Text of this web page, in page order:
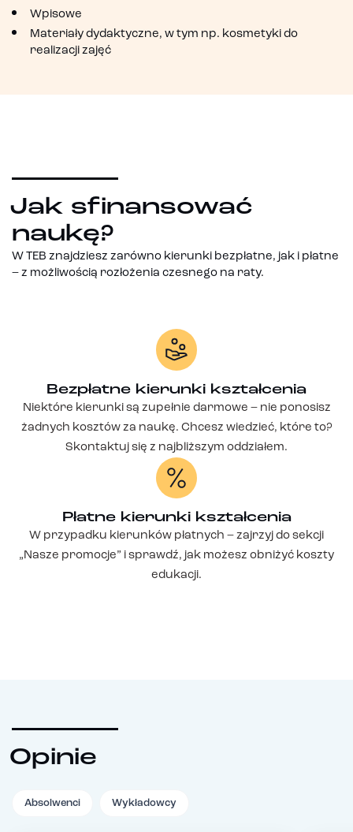
Wpisowe
Materiały dydaktyczne, w tym np. kosmetyki do
realizacji zajęć
Jak sfinansować
naukę?
W TEB znajdziesz zarówno kierunki bezpłatne, jak i płatne
– z możliwością rozłożenia czesnego na raty.
Bezpłatne kierunki kształcenia
Niektóre kierunki są zupełnie darmowe – nie ponosisz
żadnych kosztów za naukę. Chcesz wiedzieć, które to?
Skontaktuj się z najbliższym oddziałem.
Płatne kierunki kształcenia
W przypadku kierunków płatnych – zajrzyj do sekcji
„Nasze promocje” i sprawdź, jak możesz obniżyć koszty
edukacji.
Opinie
Absolwenci Wykładowcy